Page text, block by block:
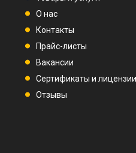
О нас
Контакты
Прайс-листы
Вакансии
Сертификаты и лицензии
Отзывы